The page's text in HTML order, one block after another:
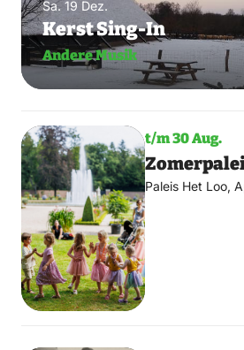
t/m 30 Aug.
Paleis Het Loo,
Sa. 19 Dez.
Kerst Sing-In
Andere Musik